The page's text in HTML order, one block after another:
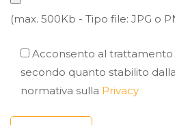
(max. 500Kb - Tipo file: JPG o
Acconsento al trattamento
secondo quanto stabilito
normativa sulla Privacy